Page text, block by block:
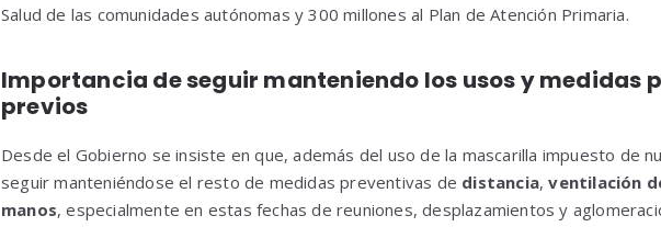
Salud de las comunidades autónomas y 300 millones al Plan de Atención Primaria.
Importancia de seguir manteniendo los usos y medidas
previos
Desde el Gobierno se insiste en que, además del uso de la mascarilla impuesto de
seguir manteniéndose el resto de medidas preventivas de distancia,ventilación
manos, especialmente en estas fechas de reuniones, desplazamientos y